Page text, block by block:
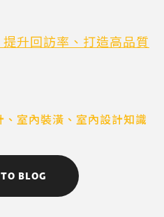
升回訪率、打造高品質
、 室內裝潢 、 室內設計知識
BLOG